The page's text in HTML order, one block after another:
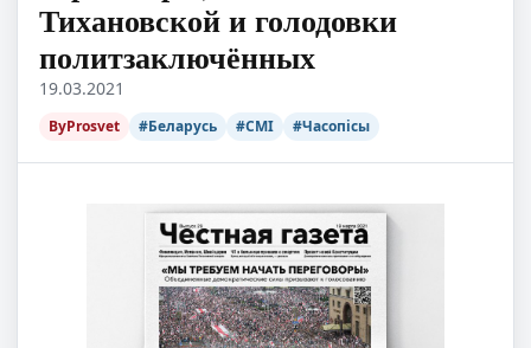
Тихановской и голодовки
политзаключённых
19.03.2021
ByProsvet #Беларусь #СМІ #Часопісы